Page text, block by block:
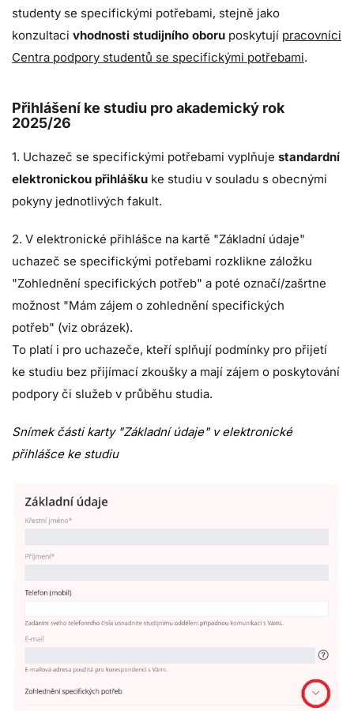
studenty se specifickými potřebami, stejně jako
konzultaci vhodnosti studijního oboru poskytují pracovníci
Centra podpory studentů se specifickými potřebami.
Přihlášení ke studiu pro akademický rok
2025/26
1. Uchazeč se specifickými potřebami vyplňuje standardní
elektronickou přihlášku ke studiu v souladu s obecnými
pokyny jednotlivých fakult.
2. V elektronické přihlášce na kartě "Základní údaje"
uchazeč se specifickými potřebami rozklikne záložku
"Zohlednění specifických potřeb" a poté označí/zašrtne
možnost "Mám zájem o zohlednění specifických
potřeb" (viz obrázek).
To platí i pro uchazeče, kteří splňují podmínky pro přijetí
ke studiu bez přijímací zkoušky a mají zájem o poskytování
podpory či služeb v průběhu studia.
Snímek části karty "Základní údaje" v elektronické
přihlášce ke studiu